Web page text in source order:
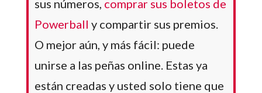
sus números, comprar sus boletos de
Powerball y compartir sus premios.
O mejor aún, y más fácil: puede
unirse a las peñas online. Estas ya
están creadas y usted solo tiene que